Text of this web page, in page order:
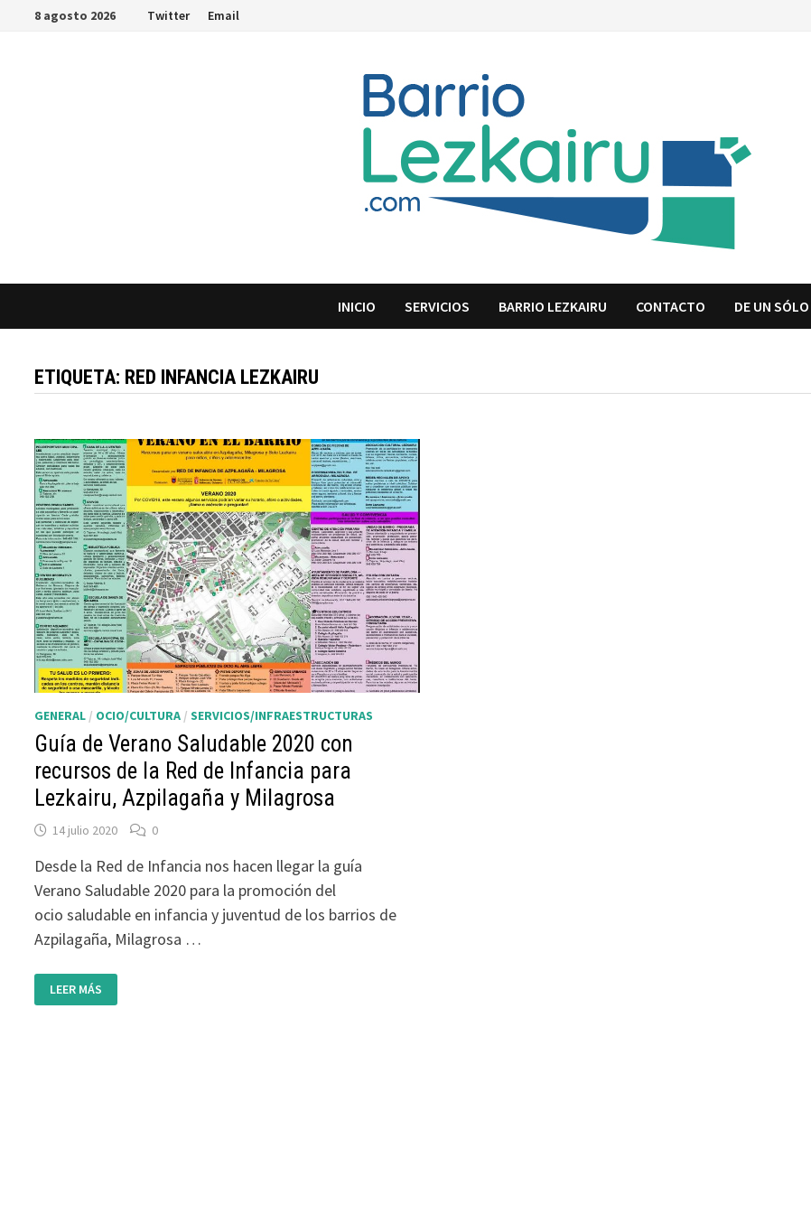
Saltar8 agosto 2026 Twitter Email
INICIO SERVICIOS BARRIO LEZKAIRU CONTACTO DE UN
ETIQUETA: RED INFANCIA LEZKAIRU
GENERAL / OCIO/CULTURA /SERVICIOS/INFRAESTRUCTURAS
Guía de Verano Saludable 2020 con
recursos de la Red de Infancia para
Lezkairu, Azpilagaña y Milagrosa
14 julio 2020 0
Desde la Red de Infancia nos hacen llegar la guía
Verano Saludable 2020 para la promoción del
ocio saludable en infancia y juventud de los barrios de
Azpilagaña, Milagrosa …
DE
VERANO
LEER MÁS